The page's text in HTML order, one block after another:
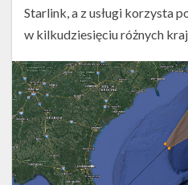
Starlink, a z usługi korzysta
w kilkudziesięciu różnych